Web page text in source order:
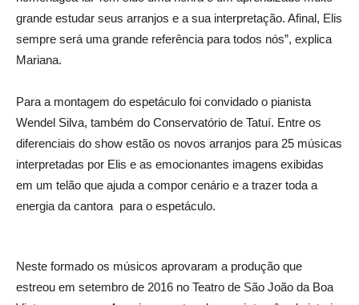
grande estudar seus arranjos e a sua interpretação. Afinal, Elis
sempre será uma grande referência para todos nós”, explica
Mariana.
Para a montagem do espetáculo foi convidado o pianista
Wendel Silva, também do Conservatório de Tatuí. Entre os
diferenciais do show estão os novos arranjos para 25 músicas
interpretadas por Elis e as emocionantes imagens exibidas
em um telão que ajuda a compor cenário e a trazer toda a
energia da cantora para o espetáculo.
Neste formado os músicos aprovaram a produção que
estreou em setembro de 2016 no Teatro de São João da Boa